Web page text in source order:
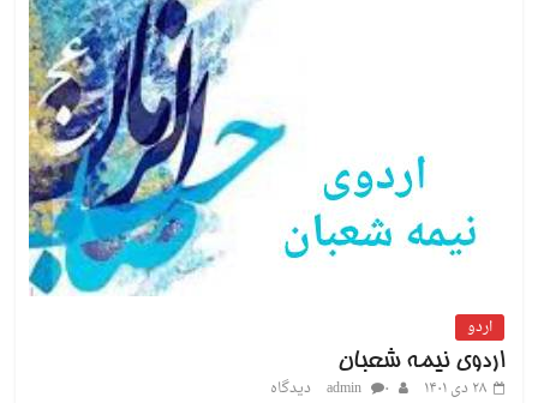
اردو
اردوی نیمه شعبان
۲۸ دی ۱۴۰۱
admin ۰ دیدگاه